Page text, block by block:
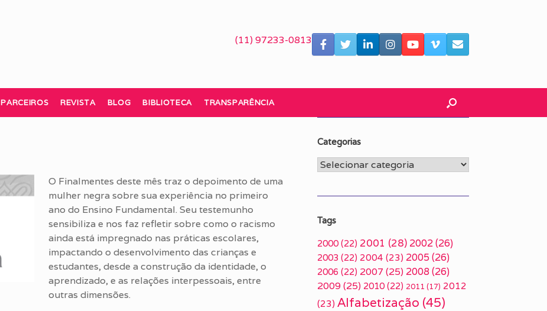
(11) 97233-0813
PARCEIROS REVISTA BLOG BIBLIOTECA TRANSPARÊNCIA
O Finalmentes deste mês traz o depoimento de uma
mulher negra sobre sua experiência no primeiro
ano do Ensino Fundamental. Seu testemunho
sensibiliza e nos faz refletir sobre como o racismo
ainda está impregnado nas práticas escolares,
impactando o desenvolvimento das crianças e
estudantes, desde a construção da identidade, o
aprendizado, e as relações interpessoais, entre
outras dimensões.
Categorias
Categorias
Tags
2000 (22) 2001 (28) 2002(26)
2003 (22) 2004 (23) 2005 (26)
2006 (22) 2007 (25) 2008(26)
2009(25) 2010 (22) 2011 (17) 2012
(23) Alfabetização (45)